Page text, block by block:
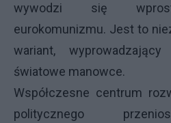
wywodzi się
eurokomunizmu. Jest to
wariant,
światowe manowce.
Współczesne centrum
politycznego